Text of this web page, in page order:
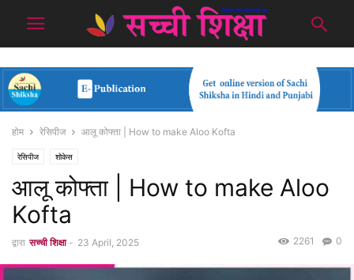
होम रेसिपीज आलू कोफ्ता | How to make Aloo Kofta
रेसिपीज शोकेस
आलू कोफ्ता | How to make Aloo
Kofta
द्वारा सच्ची शिक्षा - 23 April, 2025 0
2261